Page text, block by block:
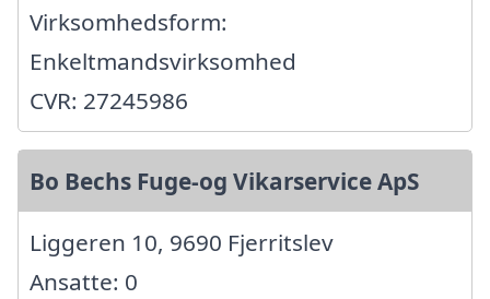
Virksomhedsform:
Enkeltmandsvirksomhed
CVR: 27245986
Bo Bechs Fuge-og Vikarservice ApS
Liggeren 10, 9690 Fjerritslev
Ansatte: 0